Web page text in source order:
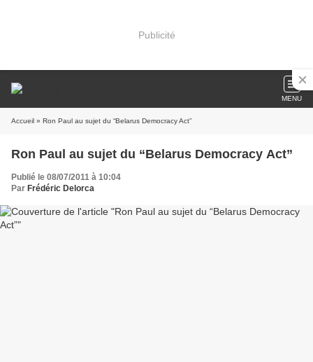
Publicité
MENU
Accueil » Ron Paul au sujet du “Belarus Democracy Act”
Ron Paul au sujet du “Belarus Democracy Act”
Publié le 08/07/2011 à 10:04
Par Frédéric Delorca